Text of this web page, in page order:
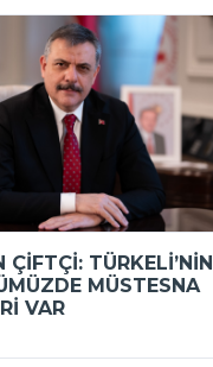
ÇIFTÇI: TÜRKELI’NIN
MÜSTESNA
VAR